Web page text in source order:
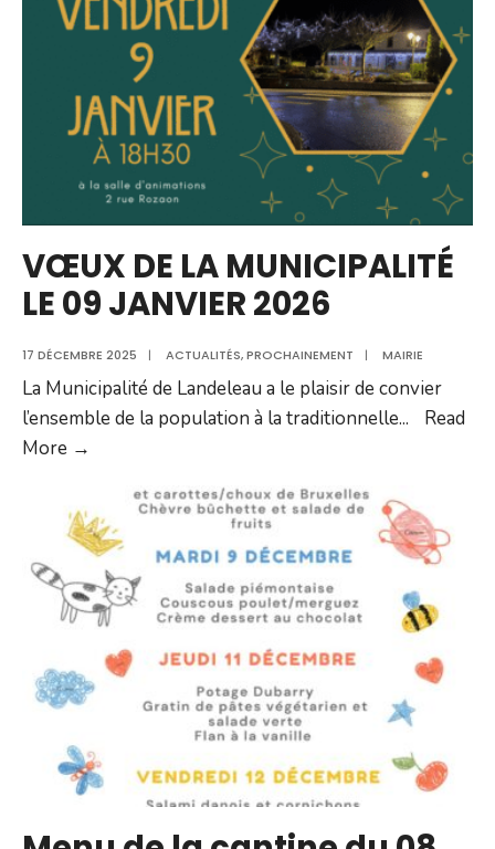
janvier
2026
VŒUX DE LA MUNICIPALITÉ
LE 09 JANVIER 2026
17 DÉCEMBRE 2025 | ACTUALITÉS,PROCHAINEMENT | MAIRIE
La Municipalité de Landeleau a le plaisir de convier
l’ensemble de la population à la traditionnelle...
Read
More →
MUNICIPALITÉ
LE
09
JANVIER
2026